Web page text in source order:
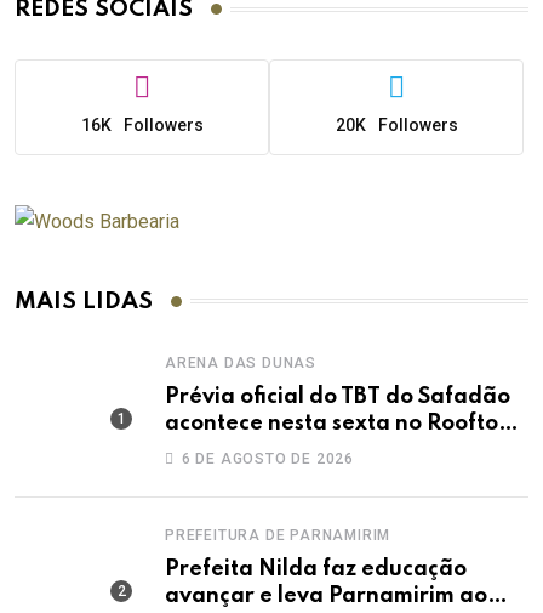
REDES SOCIAIS
16K Followers 20K Followers
MAIS LIDAS
ARENA DAS DUNAS
Prévia oficial do TBT do Safadão
acontece nesta sexta no Rooftop
Dunas
6 DE AGOSTO DE 2026
PREFEITURA DE PARNAMIRIM
Prefeita Nilda faz educação
avançar e leva Parnamirim ao